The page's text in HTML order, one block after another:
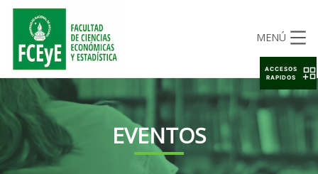
MENÚ
EVENTOS
ACCESOS
RAPIDOS